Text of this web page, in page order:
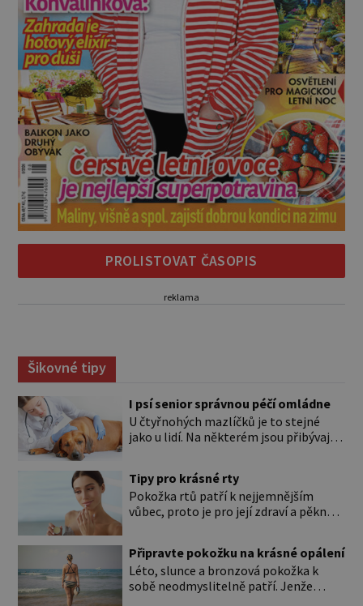
PROLISTOVAT ČASOPIS
reklama
Šikovné tipy
I psí senior správnou péčí omládne
U čtyřnohých mazlíčků je to stejné
jako u lidí. Na některém jsou přibývající
Přesto byste si měli staršího psa více
všímat, aby vám neunikly důležité
signály, že něco není v pořádku. Včasná
život. Hůře tráví U starších […]
Tipy pro krásné rty
Pokožka rtů patří k nejjemnějším
vůbec, proto je pro její zdraví a pěkný
ale také mnohem tenčí povrchovou
vrstvou než ostatní pleť a pokožka.
Nezvláčňují je žádné mazové žlázy,
Připravte pokožku na krásné opálení
Léto, slunce a bronzová pokožka k
sobě neodmyslitelně patří. Jenže